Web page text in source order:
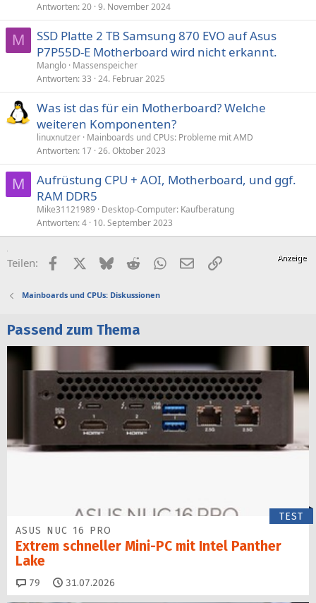
Antworten 20 9. November 2024
M
SSD Platte 2 TB Samsung 870 EVO auf Asus
P7P55D-E Motherboard wird nicht erkannt.
Manglo Massenspeicher
Antworten 33 24. Februar 2025
Was ist das für ein Motherboard? Welche
weiteren Komponenten?
linuxnutzer Mainboards und CPUs: Probleme mit AMD
Antworten 17 26. Oktober 2023
M
Aufrüstung CPU + AOI, Motherboard, und ggf.
RAM DDR5
Mike31121989
Desktop-Computer: Kaufberatung
Antworten 4 10. September 2023
Teilen: FacebookX (Twitter)
BlueskyRedditWhatsApp
E-MailLink
Mainboards und CPUs: Diskussionen
Passend zum Thema
TEST
ASUS NUC 16 PRO
Extrem schneller Mini-PC mit Intel Panther
Lake
79 Kommentare
31.07.2026